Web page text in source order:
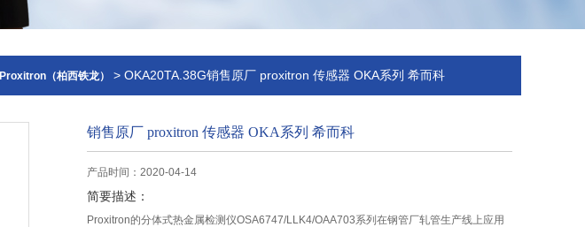
Proxitron（柏西铁龙） > OKA20TA.38G销售原厂 proxitron 传感器 OKA系列 希而科
销售原厂 proxitron 传感器 OKA系列 希而科
产品时间：2020-04-14
简要描述：
Proxitron的分体式热金属检测仪OSA6747/LLK4/OAA703系列在钢管厂轧管生产线上应用